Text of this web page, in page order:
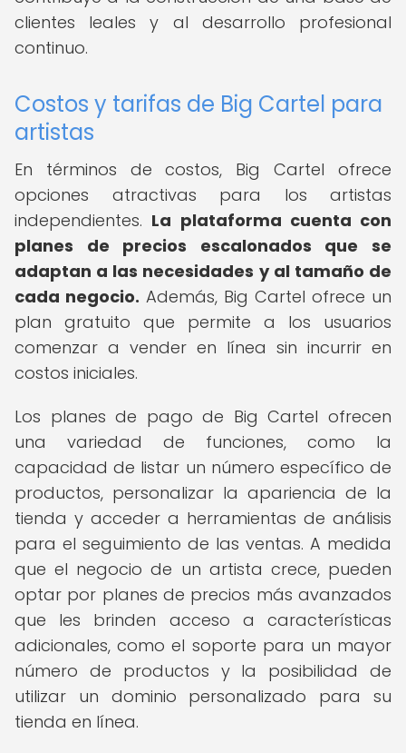
clientes leales y al desarrollo profesional
continuo.
Costos y tarifas de Big Cartel para
artistas
En términos de costos, Big Cartel ofrece
opciones atractivas para los artistas
independientes. La plataforma cuenta con
planes de precios escalonados que se
adaptan a las necesidades y al tamaño de
cada negocio. Además, Big Cartel ofrece un
plan gratuito que permite a los usuarios
comenzar a vender en línea sin incurrir en
costos iniciales.
Los planes de pago de Big Cartel ofrecen
una variedad de funciones, como la
capacidad de listar un número específico de
productos, personalizar la apariencia de la
tienda y acceder a herramientas de análisis
para el seguimiento de las ventas. A medida
que el negocio de un artista crece, pueden
optar por planes de precios más avanzados
que les brinden acceso a características
adicionales, como el soporte para un mayor
número de productos y la posibilidad de
utilizar un dominio personalizado para su
tienda en línea.